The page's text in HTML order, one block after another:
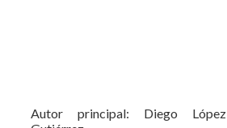
Autor principal: Diego López